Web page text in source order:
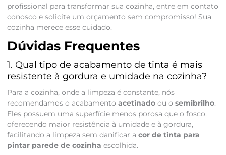
profissional para transformar sua cozinha, entre em contato
conosco e solicite um orçamento sem compromisso! Sua
cozinha merece esse cuidado.
Dúvidas Frequentes
1. Qual tipo de acabamento de tinta é mais
resistente à gordura e umidade na cozinha?
Para a cozinha, onde a limpeza é constante, nós
recomendamos o acabamento acetinadoou o semibrilho.
Eles possuem uma superfície menos porosa que o fosco,
oferecendo maior resistência à umidade e à gordura,
facilitando a limpeza sem danificar a cor de tinta para
pintar parede de cozinha escolhida.